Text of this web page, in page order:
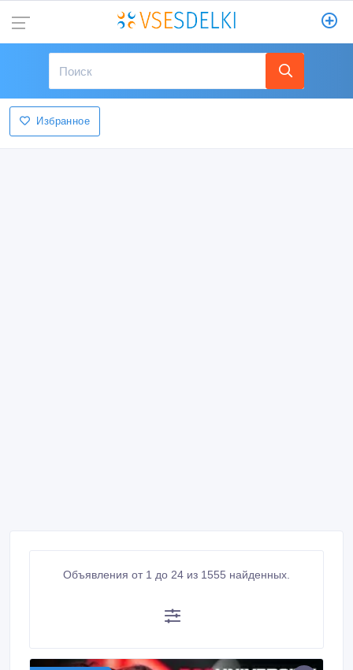
Избранное
Объявления от 1 до 24 из 1555 найденных.